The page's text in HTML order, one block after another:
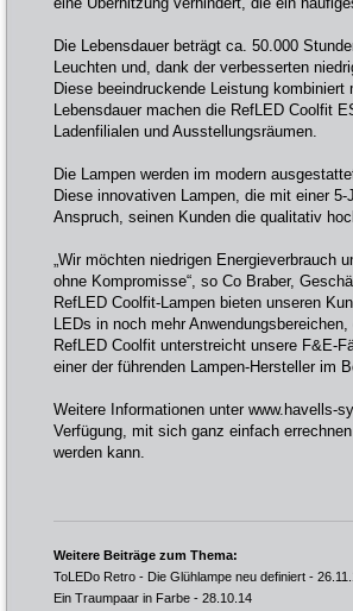
Die Lebensdauer beträgt ca. 50.000
Leuchten und, dank der verbesserten
Diese beeindruckende Leistung
Lebensdauer machen die RefLED Coolfit
Ladenfilialen und Ausstellungsräumen.
Die Lampen werden im modern
Diese innovativen Lampen, die mit einer
Anspruch, seinen Kunden die qualitativ
„Wir möchten niedrigen Energieverbrauch
ohne Kompromisse“, so Co Braber,
RefLED Coolfit-Lampen bieten unseren
LEDs in noch mehr
RefLED Coolfit unterstreicht unsere F&E-
einer der führenden Lampen-Hersteller im
Weitere Informationen unter www.havells-
Verfügung, mit sich ganz einfach
werden kann.
Weitere Beiträge zum Thema:
ToLEDo Retro - Die Glühlampe neu definiert -
Ein Traumpaar in Farbe - 28.10.14